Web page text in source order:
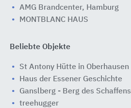
AMG Brandcenter, Hamburg
MONTBLANC HAUS
Beliebte Objekte
St Antony Hütte in Oberhausen
Haus der Essener Geschichte
Ganslberg - Berg des Schaffens
treehugger